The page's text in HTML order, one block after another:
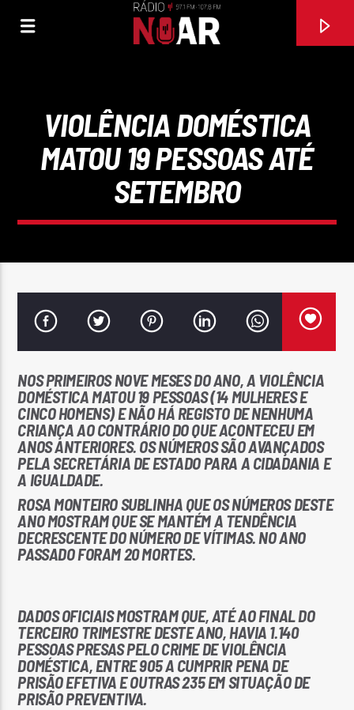
TODA UMA VIDA
Rádio No ar
VIOLÊNCIA DOMÉSTICA
MATOU 19 PESSOAS ATÉ
SETEMBRO
NOS PRIMEIROS NOVE MESES DO ANO, A VIOLÊNCIA
DOMÉSTICA MATOU 19 PESSOAS (14 MULHERES E
CINCO HOMENS) E NÃO HÁ REGISTO DE NENHUMA
CRIANÇA AO CONTRÁRIO DO QUE ACONTECEU EM
ANOS ANTERIORES. OS NÚMEROS SÃO AVANÇADOS
PELA SECRETÁRIA DE ESTADO PARA A CIDADANIA E
A IGUALDADE.
ROSA MONTEIRO SUBLINHA QUE OS NÚMEROS DESTE
ANO MOSTRAM QUE SE MANTÉM A TENDÊNCIA
DECRESCENTE DO NÚMERO DE VÍTIMAS. NO ANO
PASSADO FORAM 20 MORTES.
DADOS OFICIAIS MOSTRAM QUE, ATÉ AO FINAL DO
TERCEIRO TRIMESTRE DESTE ANO, HAVIA 1.140
PESSOAS PRESAS PELO CRIME DE VIOLÊNCIA
DOMÉSTICA, ENTRE 905 A CUMPRIR PENA DE
PRISÃO EFETIVA E OUTRAS 235 EM SITUAÇÃO DE
PRISÃO PREVENTIVA.